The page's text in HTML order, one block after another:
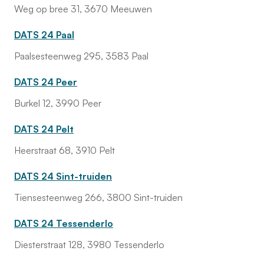
Weg op bree 31, 3670 Meeuwen
DATS 24 Paal
Paalsesteenweg 295, 3583 Paal
DATS 24 Peer
Burkel 12, 3990 Peer
DATS 24 Pelt
Heerstraat 68, 3910 Pelt
DATS 24 Sint-truiden
Tiensesteenweg 266, 3800 Sint-truiden
DATS 24 Tessenderlo
Diesterstraat 128, 3980 Tessenderlo